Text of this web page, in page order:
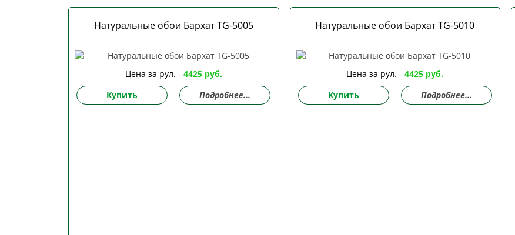
Натуральные обои Бархат TG-5005
Цена за рул. - 4425 руб.
Купить
Подробнее...
Натуральные обои Бархат TG-5010
Цена за рул. -4425 руб.
Купить
Подробнее...